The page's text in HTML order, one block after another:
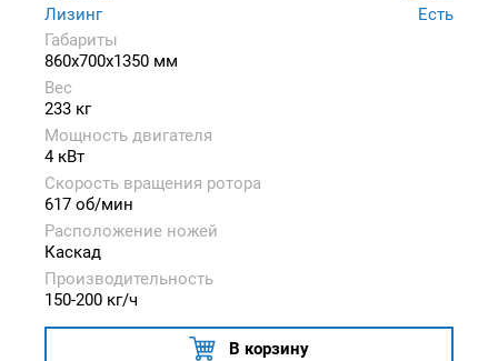
Лизинг
Есть
Габариты
860x700x1350 мм
Вес
233 кг
Мощность двигателя
4 кВт
Скорость вращения ротора
617 об/мин
Расположение ножей
Каскад
Производительность
150-200 кг/ч
В корзину